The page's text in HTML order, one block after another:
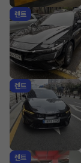
렌트
렌트
렌트